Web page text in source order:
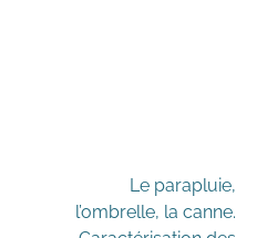
Le parapluie,
l’ombrelle, la canne.